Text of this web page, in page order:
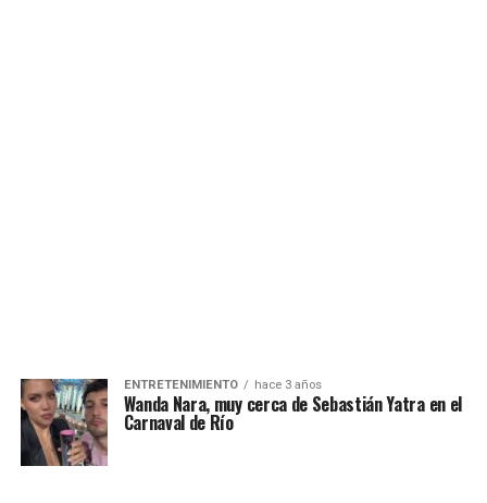
ENTRETENIMIENTO hace 3 años
Wanda Nara, muy cerca de Sebastián Yatra en el
Carnaval de Río